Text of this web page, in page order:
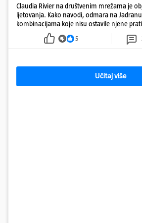
Claudia Rivier na društvenim mrežama je
ljetovanja. Kako navodi, odmara na
kombinacijama koje nisu ostavile njene
5
Učitaj više